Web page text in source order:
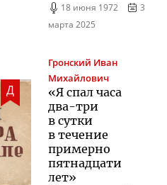
18 июня 1972
3
марта 2025
Д
Гронский Иван
Михайлович
«Я спал часа
два-три
в сутки
в течение
примерно
пятнадцати
лет»